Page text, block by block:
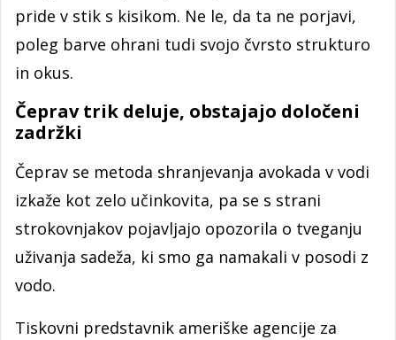
pride v stik s kisikom. Ne le, da ta ne porjavi,
poleg barve ohrani tudi svojo čvrsto strukturo
in okus.
Čeprav trik deluje, obstajajo določeni
zadržki
Čeprav se metoda shranjevanja avokada v vodi
izkaže kot zelo učinkovita, pa se s strani
strokovnjakov pojavljajo opozorila o tveganju
uživanja sadeža, ki smo ga namakali v posodi z
vodo.
Tiskovni predstavnik ameriške agencije za